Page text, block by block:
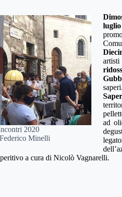
2020
Minelli
artisti
ad
a cura di Nicolò Vagnarelli.